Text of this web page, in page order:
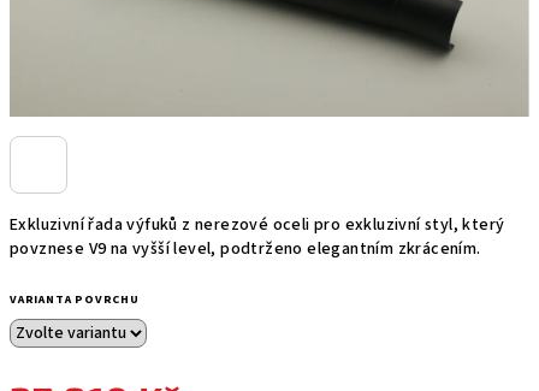
Exkluzivní řada výfuků z nerezové oceli pro exkluzivní styl, který
povznese V9 na vyšší level, podtrženo elegantním zkrácením.
VARIANTA POVRCHU